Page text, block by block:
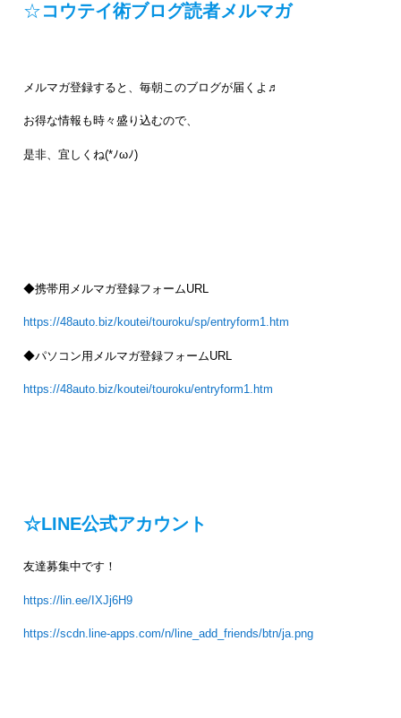
☆コウテイ術ブログ読者メルマガ
メルマガ登録すると、毎朝このブログが届くよ♬
お得な情報も時々盛り込むので、
是非、宜しくね(*ﾉωﾉ)
◆携帯用メルマガ登録フォームURL
https://48auto.biz/koutei/touroku/sp/entryform1.htm
◆パソコン用メルマガ登録フォームURL
https://48auto.biz/koutei/touroku/entryform1.htm
☆LINE公式アカウント
友達募集中です！
https://lin.ee/IXJj6H9
https://scdn.line-apps.com/n/line_add_friends/btn/ja.png